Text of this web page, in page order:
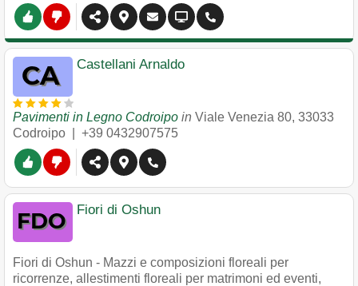
Castellani Arnaldo
Pavimenti in Legno Codroipo in Viale Venezia 80, 33033
Codroipo
+39 0432907575
Fiori di Oshun
Fiori di Oshun - Mazzi e composizioni floreali per
ricorrenze, allestimenti floreali per matrimoni ed eventi,